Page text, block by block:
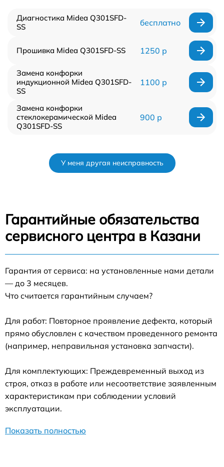
Диагностика Midea Q301SFD-
SS
бесплатно
Прошивка Midea Q301SFD-SS 1250 р
Замена конфорки
индукционной Midea Q301SFD-
SS
1100 р
Замена конфорки
стеклокерамической Midea
Q301SFD-SS
900 р
У меня другая неисправность
Гарантийные обязательства
сервисного центра в Казани
Гарантия от сервиса: на установленные нами детали
— до 3 месяцев.
Что считается гарантийным случаем?
Для работ: Повторное проявление дефекта, который
прямо обусловлен с качеством проведенного ремонта
(например, неправильная установка запчасти).
Для комплектующих: Преждевременный выход из
строя, отказ в работе или несоответствие заявленным
характеристикам при соблюдении условий
эксплуатации.
Показать полностью